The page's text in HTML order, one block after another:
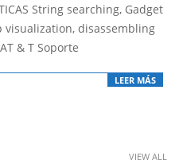
String searching, Gadget
visualization, disassembling
& T Soporte
LEER MÁS
VIEW ALL